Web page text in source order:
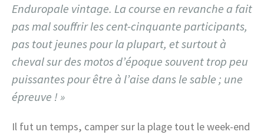
Enduropale vintage. La course en revanche a fait
pas mal souffrir les cent-cinquante participants,
pas tout jeunes pour la plupart, et surtout à
cheval sur des motos d’époque souvent trop peu
puissantes pour être à l’aise dans le sable ; une
épreuve ! »
Il fut un temps, camper sur la plage tout le week-end